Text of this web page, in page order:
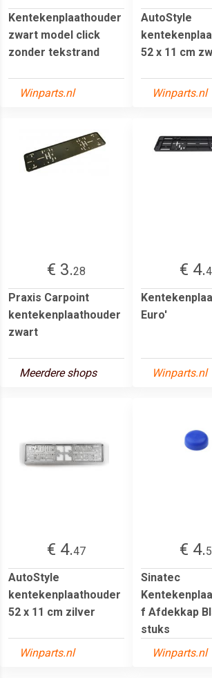
Kentekenplaathouder
zwart model click
zonder tekstrand
Winparts.nl
AutoStyle
52 x 11 cm
Winparts.nl
€ 3.28
Praxis Carpoint
kentekenplaathouder
zwart
Meerdere shops
€ 4.
Euro'
Winparts.nl
€ 4.47
AutoStyle
kentekenplaathouder
52 x 11 cm zilver
Winparts.nl
€ 4.
Sinatec
f Afdekkap
stuks
Winparts.nl